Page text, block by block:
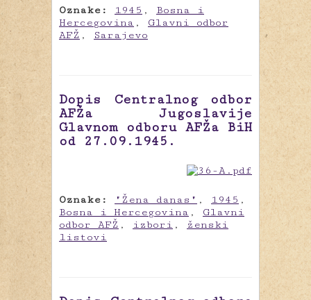
Oznake: 1945 , Bosna i
Hercegovina , Glavni odbor
AFŽ , Sarajevo
Dopis Centralnog odbor
AFŽa Jugoslavije
Glavnom odboru AFŽa BiH
od 27.09.1945.
Oznake: "Žena danas" , 1945 ,
Bosna i Hercegovina , Glavni
odbor AFŽ , izbori ,
ženski
listovi